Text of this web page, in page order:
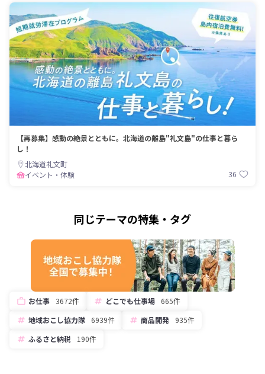
【再募集】感動の絶景とともに。北海道の離島"礼文島"の仕事と暮ら
し！
北海道礼文町
イベント・体験
36
同じテーマの特集・タグ
お仕事 3672件 どこでも仕事場
665件
地域おこし協力隊
6939件 商品開発
935件
ふるさと納税
190件